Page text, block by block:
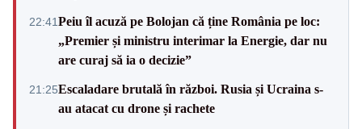
22:41Peiu îl acuză pe Bolojan că ține România pe loc:
„Premier și ministru interimar la Energie, dar nu
are curaj să ia o decizie”
21:25Escaladare brutală în război. Rusia și Ucraina s-
au atacat cu drone și rachete